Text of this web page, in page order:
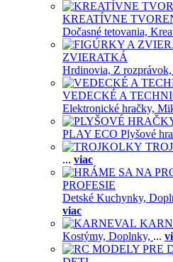
KREATÍVNE
Dočasné tetovania,
ZVIERATKÁ
Hrdinovia, Z rozprávok,
VEDECKÉ A
Elektronické hračky,
PLAY ECO Plyšové
... viac
PROFESIE
Detské Kuchynky,
viac
Kostýmy, Doplnky, ...